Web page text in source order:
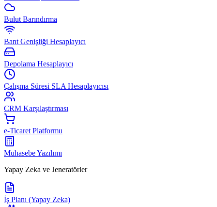
Bulut Barındırma
Bant Genişliği Hesaplayıcı
Depolama Hesaplayıcı
Çalışma Süresi SLA Hesaplayıcısı
CRM Karşılaştırması
e-Ticaret Platformu
Muhasebe Yazılımı
Yapay Zeka ve Jeneratörler
İş Planı (Yapay Zeka)